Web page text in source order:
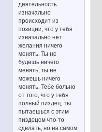
деятельность
изначально
происходит из
позиции, что у тебя
изначально нет
желания ничего
менять. Ты не
будешь ничего
менять, ты не
можешь ничего
менять. Тебе больно
от того, что у тебя
полный пиздец, ты
пытаешься с этим
пиздецом что-то
сделать, но на самом